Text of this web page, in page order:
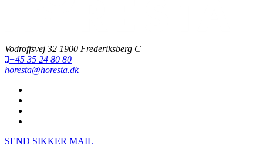
Vodroffsvej 32 1900 Frederiksberg C
+45 35 24 80 80
horesta@horesta.dk
SEND SIKKER MAIL